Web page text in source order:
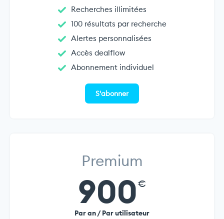
Recherches illimitées
100 résultats par recherche
Alertes personnalisées
Accès dealflow
Abonnement individuel
S'abonner
Premium
900€
Par an / Par utilisateur